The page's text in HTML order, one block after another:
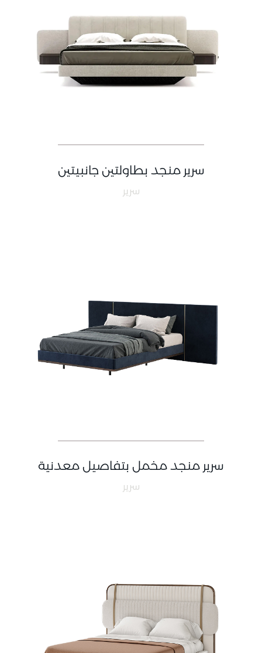
سرير منجد بطاولتين جانبيتين
سرير
سرير منجد مخمل بتفاصيل معدنية
سرير